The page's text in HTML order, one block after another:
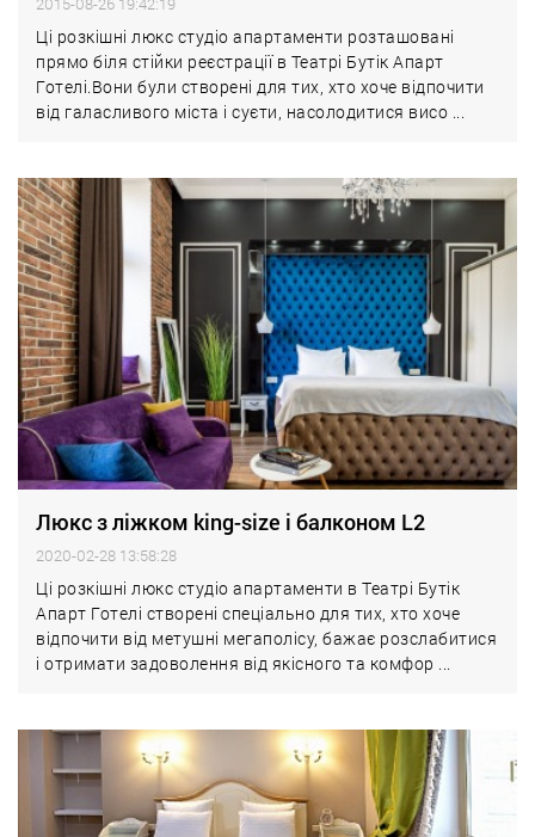
Ці розкішні люкс студіо апартаменти розташовані
прямо біля стійки реєстрації в Театрі Бутік Апарт
Готелі.Вони були створені для тих, хто хоче відпочити
від галасливого міста і суєти, насолодитися висо ...
Люкс з ліжком king-size і балконом L2
2020-02-28 13:58:28
Ці розкішні люкс студіо апартаменти в Театрі Бутік
Апарт Готелі створені спеціально для тих, хто хоче
відпочити від метушні мегаполісу, бажає розслабитися
і отримати задоволення від якісного та комфор ...